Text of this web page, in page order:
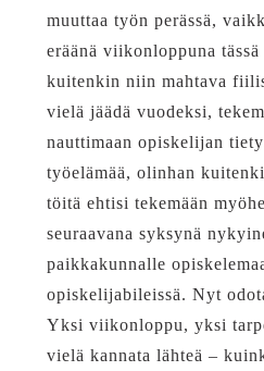
muuttaa työn perässä,
eräänä viikonloppuna
kuitenkin niin mahtava
vielä jäädä vuodeksi,
nauttimaan opiskelijan
työelämää, olinhan
töitä ehtisi tekemään
seuraavana syksynä
paikkakunnalle
opiskelijabileissä. Nyt
Yksi viikonloppu, yksi
vielä kannata lähteä –